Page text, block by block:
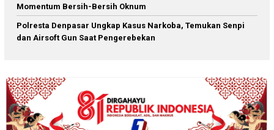
Momentum Bersih-Bersih Oknum
Polresta Denpasar Ungkap Kasus Narkoba, Temukan Senpi
dan Airsoft Gun Saat Pengerebekan